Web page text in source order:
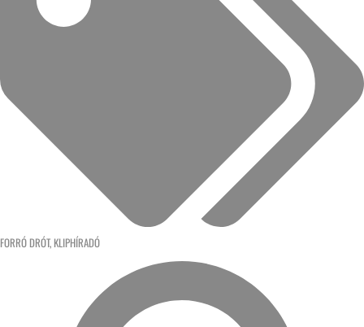
FORRÓ DRÓT, KLIPHÍRADÓ